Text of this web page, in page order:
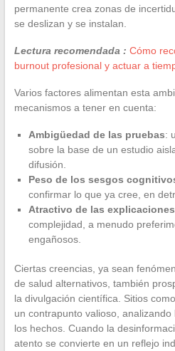
permanente crea zonas de
se deslizan y se instalan.
Lectura recomendada : Cómo
burnout profesional y actuar a
Varios factores alimentan esta
mecanismos a tener en cuenta:
Ambigüedad de las pruebas:
sobre la base de un estudio
difusión.
Peso de los sesgos
confirmar lo que ya cree, en
Atractivo de las
complejidad, a menudo
engañosos.
Ciertas creencias, ya sean
de salud alternativos, también
la divulgación científica. Sitios
un contrapunto valioso,
los hechos. Cuando la
atento se convierte en un reflejo